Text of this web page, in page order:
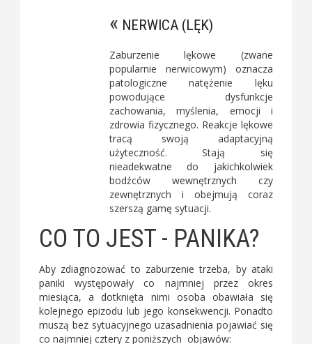
NERWICA (LĘK)
Zaburzenie lękowe (zwane
popularnie nerwicowym) oznacza
patologiczne natężenie lęku
powodujące dysfunkcje
zachowania, myślenia, emocji i
zdrowia fizycznego. Reakcje lękowe
tracą swoją adaptacyjną
użyteczność. Stają się
nieadekwatne do jakichkolwiek
bodźców wewnętrznych czy
zewnętrznych i obejmują coraz
szerszą gamę sytuacji.
CO TO JEST - PANIKA?
Aby zdiagnozować to zaburzenie trzeba, by ataki
paniki występowały co najmniej przez okres
miesiąca, a dotknięta nimi osoba obawiała się
kolejnego epizodu lub jego konsekwencji. Ponadto
muszą bez sytuacyjnego uzasadnienia pojawiać się
co najmniej cztery z poniższych objawów: